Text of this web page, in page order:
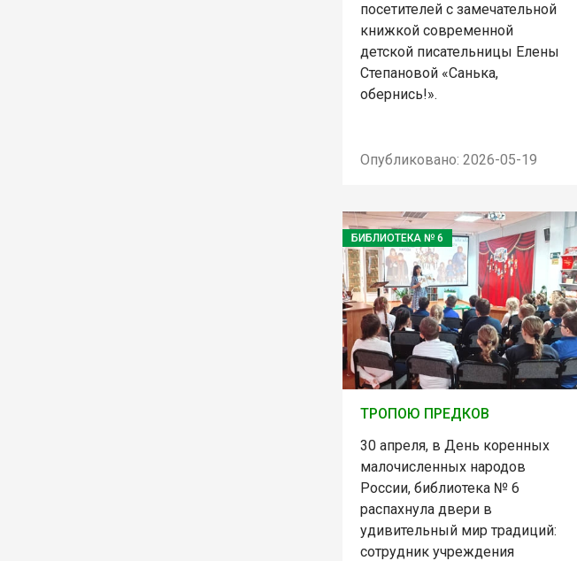
посетителей с замечательной
книжкой современной
детской писательницы Елены
Степановой «Санька,
обернись!».
Опубликовано: 2026-05-19
БИБЛИОТЕКА № 6
ТРОПОЮ ПРЕДКОВ
30 апреля, в День коренных
малочисленных народов
России, библиотека № 6
распахнула двери в
удивительный мир традиций:
сотрудник учреждения